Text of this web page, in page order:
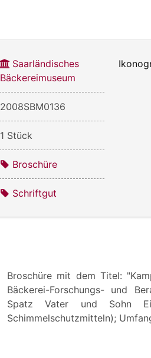
Saarländisches
Bäckereimuseum
2008SBM0136
1 Stück
Broschüre
Schriftgut
Broschüre mit dem Titel:
Bäckerei-Forschungs- und
Spatz Vater und Sohn
Schimmelschutzmitteln);